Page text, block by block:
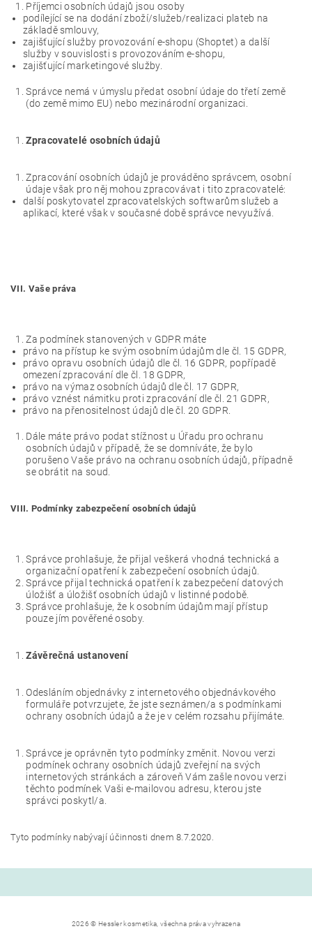
Příjemci osobních údajů jsou osoby
podílející se na dodání zboží/služeb/realizaci plateb na
základě smlouvy,
zajišťující služby provozování e-shopu (Shoptet) a další
služby v souvislosti s provozováním e-shopu,
zajišťující marketingové služby.
Správce nemá v úmyslu předat osobní údaje do třetí země
(do země mimo EU) nebo mezinárodní organizaci.
Zpracovatelé osobních údajů
Zpracování osobních údajů je prováděno správcem, osobní
údaje však pro něj mohou zpracovávat i tito zpracovatelé:
další poskytovatel zpracovatelských softwarům služeb a
aplikací, které však v současné době správce nevyužívá.
VII. Vaše práva
Za podmínek stanovených v GDPR máte
právo na přístup ke svým osobním údajům dle čl. 15 GDPR,
právo opravu osobních údajů dle čl. 16 GDPR, popřípadě
omezení zpracování dle čl. 18 GDPR,
právo na výmaz osobních údajů dle čl. 17 GDPR,
právo vznést námitku proti zpracování dle čl. 21 GDPR,
právo na přenositelnost údajů dle čl. 20 GDPR.
Dále máte právo podat stížnost u Úřadu pro ochranu
osobních údajů v případě, že se domníváte, že bylo
porušeno Vaše právo na ochranu osobních údajů, případně
se obrátit na soud.
VIII. Podmínky zabezpečení osobních údajů
Správce prohlašuje, že přijal veškerá vhodná technická a
organizační opatření k zabezpečení osobních údajů.
Správce přijal technická opatření k zabezpečení datových
úložišť a úložišť osobních údajů v listinné podobě.
Správce prohlašuje, že k osobním údajům mají přístup
pouze jím pověřené osoby.
Závěrečná ustanovení
Odesláním objednávky z internetového objednávkového
formuláře potvrzujete, že jste seznámen/a s podmínkami
ochrany osobních údajů a že je v celém rozsahu přijímáte.
Správce je oprávněn tyto podmínky změnit. Novou verzi
podmínek ochrany osobních údajů zveřejní na svých
internetových stránkách a zároveň Vám zašle novou verzi
těchto podmínek Vaši e-mailovou adresu, kterou jste
správci poskytl/a.
Tyto podmínky nabývají účinnosti dnem 8.7.2020.
2026 © Hessler kosmetika, všechna práva vyhrazena